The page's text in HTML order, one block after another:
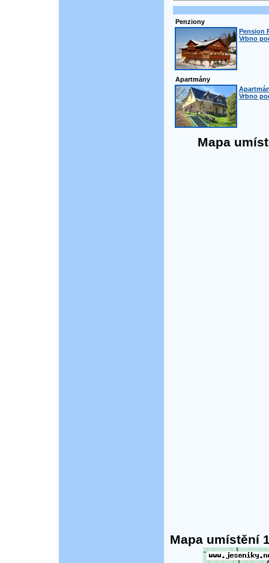
Penziony
Pension
Vrbno
Apartmány
Vrbno
Mapa
Mapa umístění